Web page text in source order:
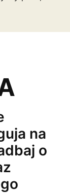
na
o